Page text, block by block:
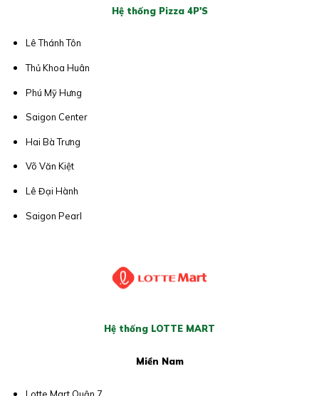
Hệ thống Pizza 4P'S
Lê Thánh Tôn
Thủ Khoa Huân
Phú Mỹ Hưng
Saigon Center
Hai Bà Trưng
Võ Văn Kiệt
Lê Đại Hành
Saigon Pearl
Hệ thống LOTTE MART
Miền Nam